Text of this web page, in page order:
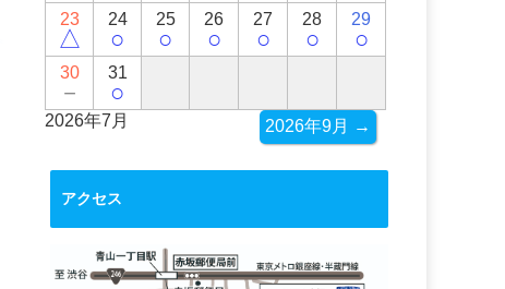
23
△
24
○
25
○
26
○
27
○
28
○
29
○
30
－
31
○
2026年7月 2026年9月 →
アクセス